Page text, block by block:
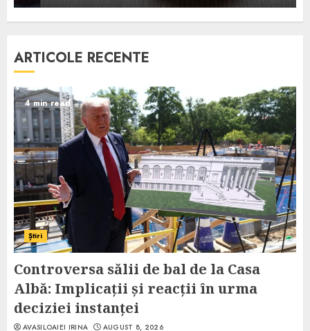
ARTICOLE RECENTE
4 min read
Știri
Controversa sălii de bal de la Casa
Albă: Implicații și reacții în urma
deciziei instanței
AVASILOAIEI IRINA AUGUST 8, 2026